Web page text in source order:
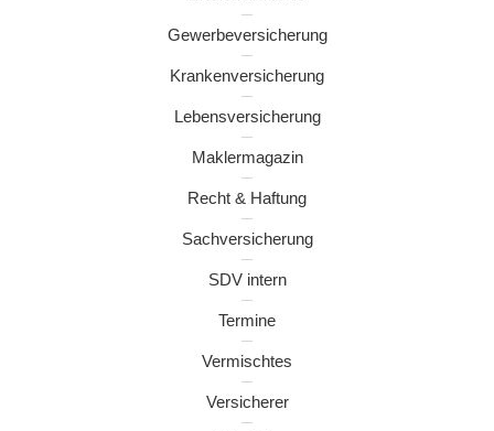
Gewerbeversicherung
Krankenversicherung
Lebensversicherung
Maklermagazin
Recht & Haftung
Sachversicherung
SDV intern
Termine
Vermischtes
Versicherer